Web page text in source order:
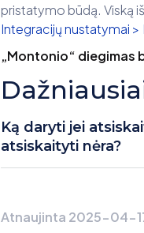
pristatymo būdą. Viską
Integracijų nustatymai
„Montonio“ diegimas
Ką daryti jei
atsiskaityti nėra?
Atnaujinta 2025-04-